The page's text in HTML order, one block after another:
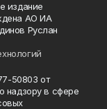
издание
АО ИА
Руслан
50803 от
надзору в сфере